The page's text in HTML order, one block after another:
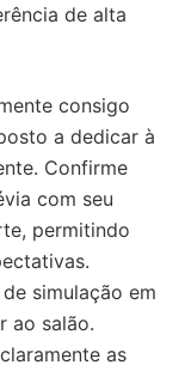
de alta
consigo
a dedicar à
Confirme
com seu
permitindo
simulação em
ao salão.
as